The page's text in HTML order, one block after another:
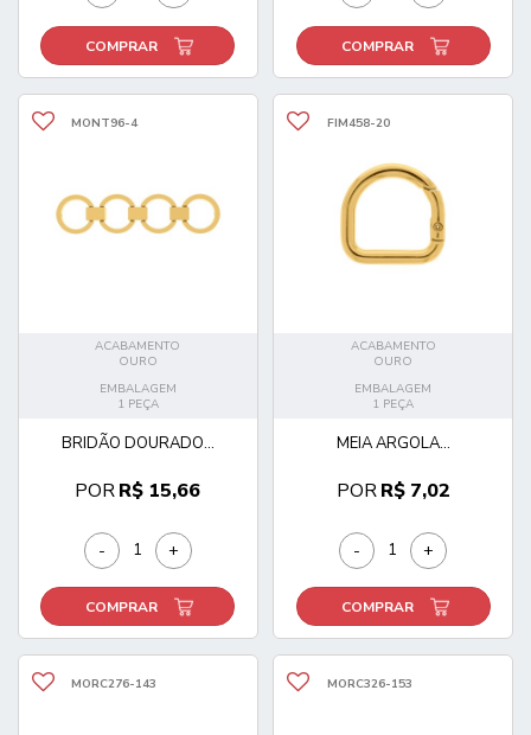
COMPRAR COMPRAR
MONT96-4
ACABAMENTO
OURO
EMBALAGEM
1 PEÇA
BRIDÃO DOURADO...
PORR$ 15,66
- +
COMPRAR
FIM458-20
ACABAMENTO
OURO
EMBALAGEM
1 PEÇA
MEIA ARGOLA...
PORR$ 7,02
- +
COMPRAR
MORC276-143 MORC326-153